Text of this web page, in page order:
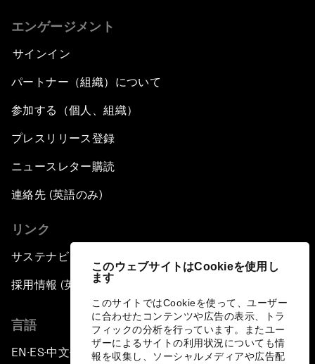
このウェブサイトはCookieを使用し
ます
このサイトではCookieを使って、ユーザー
に合わせたコンテンツや広告の表示、トラ
フィックの分析を行っています。またユー
ザーによるサイトの利用状況についても情
報を収集し、ソーシャルメディアや広告配
エンゲージメント
サインイン
パートナー（組織）について
参加する（個人、組織）
プレスリリース登録
ニュースレター購読
連絡先 (英語のみ)
リンク
サステナビリティへの取り組み
採用情報 (英語のみ)
言語
EN ▪ ES▪中文▪ 日本語